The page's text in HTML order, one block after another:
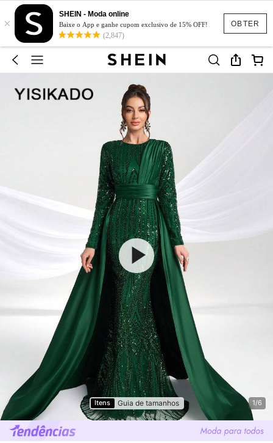
OBTER
×
SHEIN - Moda online
Baixe o App e ganhe cupom exclusivo de 15% OFF!
(2,847)
Itens Guia de tamanhos 1/6